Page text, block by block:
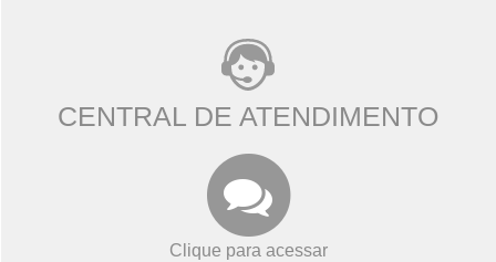
CENTRAL DE ATENDIMENTO
Clique para acessar